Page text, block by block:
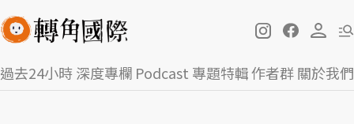
過去24小時深度專欄 Podcast 專題特輯作者群關於我們